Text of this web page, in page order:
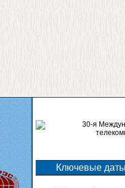
Ключевые